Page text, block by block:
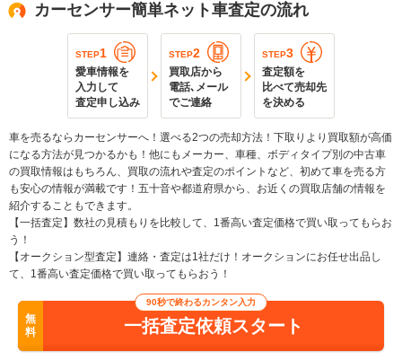
カーセンサー簡単ネット車査定の流れ
STEP1
愛車情報を
入力して
査定申し込み
STEP2
買取店から
電話､メール
でご連絡
STEP3
査定額を
比べて売却先
を決める
車を売るならカーセンサーへ！選べる2つの売却方法！下取りより買取額が高価
になる方法が見つかるかも！他にもメーカー、車種、ボディタイプ別の中古車
の買取情報はもちろん、買取の流れや査定のポイントなど、初めて車を売る方
も安心の情報が満載です！五十音や都道府県から、お近くの買取店舗の情報を
紹介することもできます。
【一括査定】数社の見積もりを比較して、1番高い査定価格で買い取ってもらお
う！
【オークション型査定】連絡・査定は1社だけ！オークションにお任せ出品し
て、1番高い査定価格で買い取ってもらおう！
無
料
90秒で終わるカンタン入力
一括査定依頼スタート